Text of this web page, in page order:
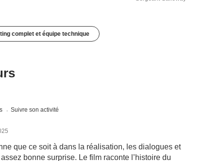
complet et équipe technique
Suivre son activité
que ce soit à dans la réalisation, les dialogues et
bonne surprise. Le film raconte l’histoire du